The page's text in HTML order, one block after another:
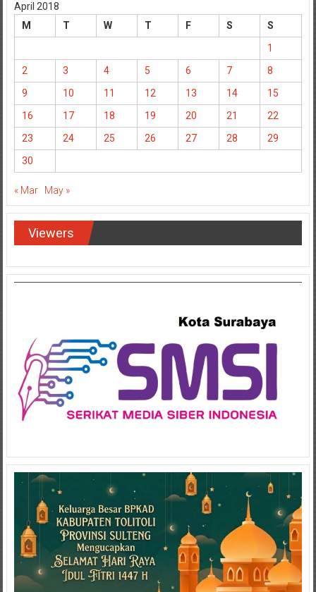
April 2018
M
T W T F S
S
1
2
3 4 5 6 7
8
9
10 11 12 13 14
15
16
17 18 19 20 21
22
23
24 25 26 27 28
29
30
« Mar May »
Viewers